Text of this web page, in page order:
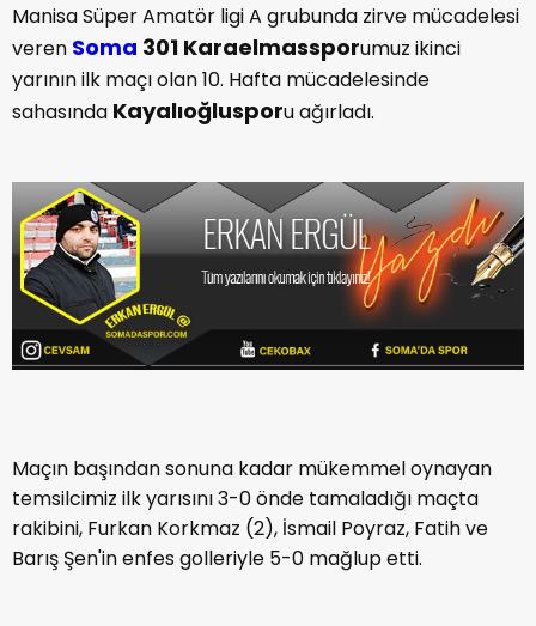
Manisa Süper Amatör ligi A grubunda zirve mücadelesi
veren Soma 301 Karaelmassporumuz ikinci
yarının ilk maçı olan 10. Hafta mücadelesinde
sahasında Kayalıoğlusporu ağırladı.
Maçın başından sonuna kadar mükemmel oynayan
temsilcimiz ilk yarısını 3-0 önde tamaladığı maçta
rakibini, Furkan Korkmaz (2), İsmail Poyraz, Fatih ve
Barış Şen'in enfes golleriyle 5-0 mağlup etti.